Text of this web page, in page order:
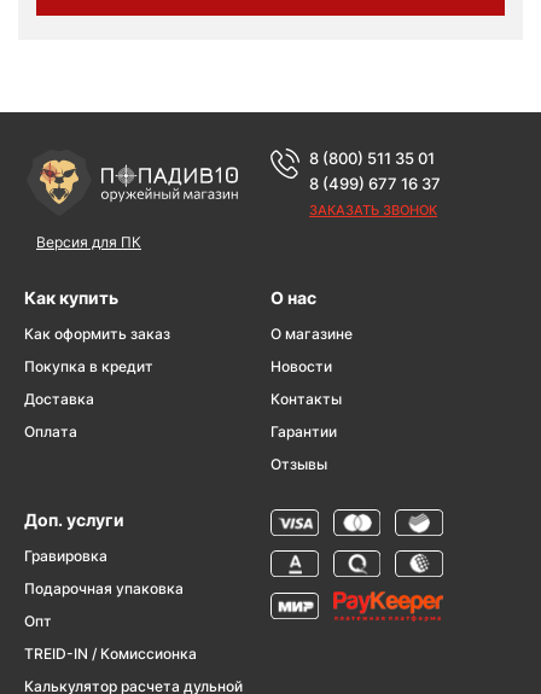
Версия для ПК
8 (800) 511 35 01
8 (499) 677 16 37
ЗАКАЗАТЬ ЗВОНОК
Как купить
Как оформить заказ
Покупка в кредит
Доставка
Оплата
О нас
О магазине
Новости
Контакты
Гарантии
Отзывы
Доп. услуги
Гравировка
Подарочная упаковка
Опт
TREID-IN / Комиссионка
Калькулятор расчета дульной